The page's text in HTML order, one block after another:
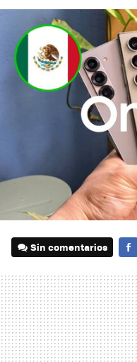
Sin comentarios